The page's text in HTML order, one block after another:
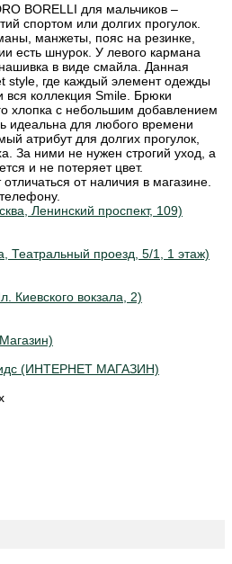
BORELLI для мальчиков –
спортом или долгих прогулок.
манжеты, пояс на резинке,
есть шнурок. У левого кармана
в виде смайла. Данная
style, где каждый элемент одежды
коллекция Smile. Брюки
хлопка с небольшим добавлением
идеальна для любого времени
атрибут для долгих прогулок,
За ними не нужен строгий уход, а
и не потеряет цвет.
от наличия в магазине.
Ленинский проспект, 109)
Театральный проезд, 5/1, 1 этаж)
вокзала, 2)
(ИНТЕРНЕТ МАГАЗИН)